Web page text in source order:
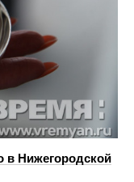
в Нижегородской